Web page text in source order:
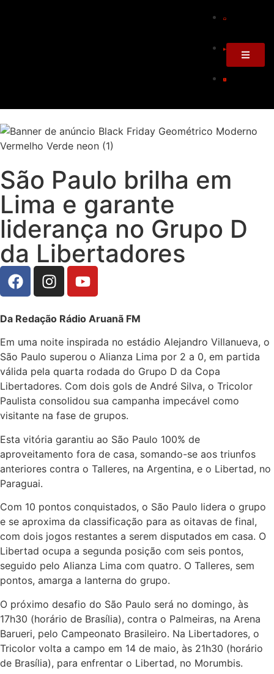
São Paulo brilha em
Lima e garante
liderança no Grupo D
da Libertadores
Da Redação Rádio Aruanã FM
Em uma noite inspirada no estádio Alejandro Villanueva, o
São Paulo superou o Alianza Lima por 2 a 0, em partida
válida pela quarta rodada do Grupo D da Copa
Libertadores. Com dois gols de André Silva, o Tricolor
Paulista consolidou sua campanha impecável como
visitante na fase de grupos.
Esta vitória garantiu ao São Paulo 100% de
aproveitamento fora de casa, somando-se aos triunfos
anteriores contra o Talleres, na Argentina, e o Libertad, no
Paraguai.
Com 10 pontos conquistados, o São Paulo lidera o grupo
e se aproxima da classificação para as oitavas de final,
com dois jogos restantes a serem disputados em casa. O
Libertad ocupa a segunda posição com seis pontos,
seguido pelo Alianza Lima com quatro. O Talleres, sem
pontos, amarga a lanterna do grupo.
O próximo desafio do São Paulo será no domingo, às
17h30 (horário de Brasília), contra o Palmeiras, na Arena
Barueri, pelo Campeonato Brasileiro. Na Libertadores, o
Tricolor volta a campo em 14 de maio, às 21h30 (horário
de Brasília), para enfrentar o Libertad, no Morumbis.